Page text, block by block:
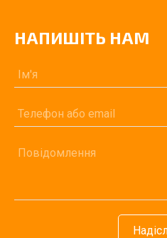
НАПИШІТЬ НАМ